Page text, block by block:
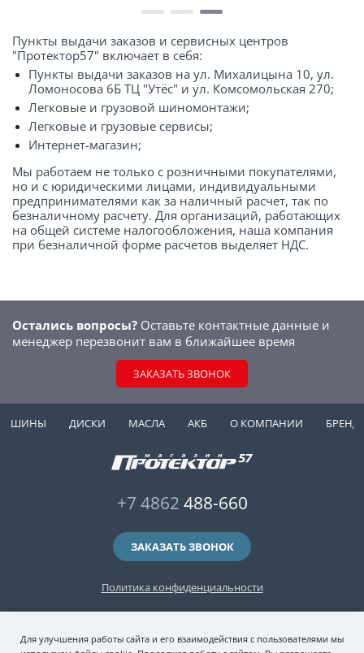
Пункты выдачи заказов и сервисных центров
"Протектор57" включает в себя:
Пункты выдачи заказов на ул. Михалицына 10, ул.
Ломоносова 6Б ТЦ "Утёс" и ул. Комсомольская 270;
Легковые и грузовой шиномонтажи;
Легковые и грузовые сервисы;
Интернет-магазин;
Мы работаем не только с розничными покупателями,
но и с юридическими лицами, индивидуальными
предпринимателями как за наличный расчет, так по
безналичному расчету. Для организаций, работающих
на общей системе налогообложения, наша компания
при безналичной форме расчетов выделяет НДС.
Остались вопросы? Оставьте контактные данные и
менеджер перезвонит вам в ближайшее время
ЗАКАЗАТЬ ЗВОНОК
ШИНЫ ДИСКИ МАСЛА АКБ О КОМПАНИИ
Политика конфиденциальности
+7 4862 488-660
ЗАКАЗАТЬ ЗВОНОК
2006-2026 © интернет-магазин "Протектор 57" — автомобильные шины
(зимние и летние шины), колесные диски, шиномонтаж и хранение шин.
Для улучшения работы сайта и его взаимодействия с пользователями мы